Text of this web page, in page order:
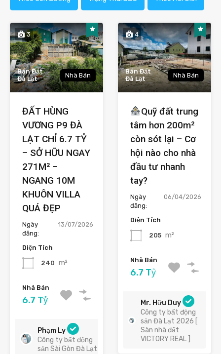
3
Bán Đất
Đà Lạt
Nhà Bán
ĐẤT HÙNG
VƯƠNG P9 ĐÀ
LẠT CHỈ 6.7 TỶ
– SỞ HỮU NGAY
271M² –
NGANG 10M
KHUÔN VILLA
QUÁ ĐẸP
Ngày
đăng:
13/07/2026
Diện Tích
240 m²
Nhà Bán
6.7 Tỷ
Phạm Ly
Công ty bất động
sản Sài Gòn Đà Lạt
4
Bán Đất
Đà Lạt
Nhà Bán
Quỹ đất trung
tâm hơn 200m²
còn sót lại – Cơ
hội nào cho nhà
đầu tư nhanh
tay?
Ngày
đăng:
06/04/2026
Diện Tích
205 m²
Nhà Bán
6.7 Tỷ
Mr. Hữu Duy
Công ty bất động
sản Đà Lạt 2026 [
Sàn nhà đất
VICTORY REAL ]